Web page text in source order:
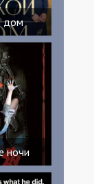
дом
ночи